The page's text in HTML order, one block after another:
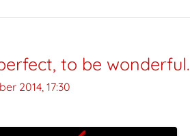
to be wonderful.
2014, 17:30